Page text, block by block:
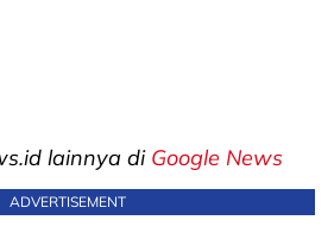
lainnya di Google News
ADVERTISEMENT